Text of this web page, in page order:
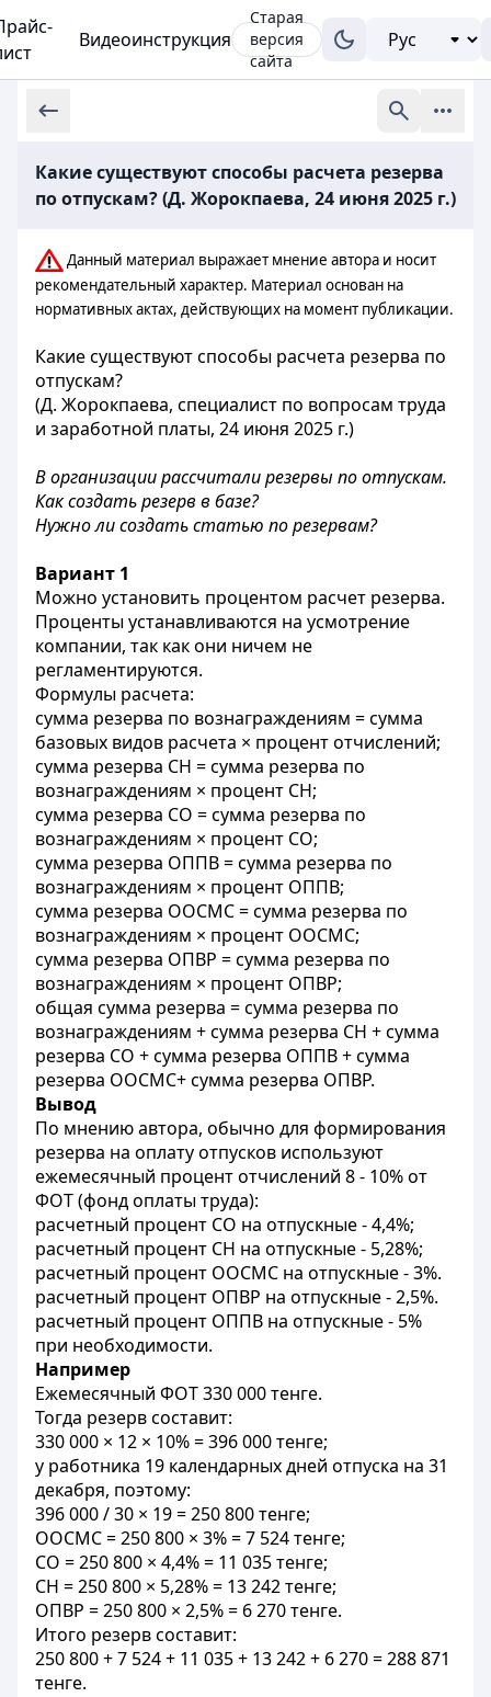
Видеоинструкция
Старая
версия
сайта
Какие существуют способы расчета резерва
по отпускам? (Д. Жорокпаева, 24 июня 2025 г.)
Данный материал выражает мнение автора и носит
рекомендательный характер. Материал основан на
нормативных актах, действующих на момент публикации.
Какие существуют способы расчета резерва по
отпускам?
(Д. Жорокпаева, специалист по вопросам труда
и заработной платы, 24 июня 2025 г.)
В организации рассчитали резервы по отпускам.
Как создать резерв в базе?
Нужно ли создать статью по резервам?
Вариант 1
Можно установить процентом расчет резерва.
Проценты устанавливаются на усмотрение
компании, так как они ничем не
регламентируются.
Формулы расчета:
сумма резерва по вознаграждениям = сумма
базовых видов расчета × процент отчислений;
сумма резерва СН = сумма резерва по
вознаграждениям × процент СН;
сумма резерва СО = сумма резерва по
вознаграждениям × процент СО;
сумма резерва ОППВ = сумма резерва по
вознаграждениям × процент ОППВ;
сумма резерва ООСМС = сумма резерва по
вознаграждениям × процент ООСМС;
сумма резерва ОПВР = сумма резерва по
вознаграждениям × процент ОПВР;
общая сумма резерва = сумма резерва по
вознаграждениям + сумма резерва СН + сумма
резерва СО + сумма резерва ОППВ + сумма
резерва ООСМС+ сумма резерва ОПВР.
Вывод
По мнению автора, обычно для формирования
резерва на оплату отпусков используют
ежемесячный процент отчислений 8 - 10% от
ФОТ (фонд оплаты труда):
расчетный процент СО на отпускные - 4,4%;
расчетный процент СН на отпускные - 5,28%;
расчетный процент ООСМС на отпускные - 3%.
расчетный процент ОПВР на отпускные - 2,5%.
расчетный процент ОППВ на отпускные - 5%
при необходимости.
Например
Ежемесячный ФОТ 330 000 тенге.
Тогда резерв составит:
330 000 × 12 × 10% = 396 000 тенге;
у работника 19 календарных дней отпуска на 31
декабря, поэтому:
396 000 / 30 × 19 = 250 800 тенге;
ООСМС = 250 800 × 3% = 7 524 тенге;
СО = 250 800 × 4,4% = 11 035 тенге;
СН = 250 800 × 5,28% = 13 242 тенге;
ОПВР = 250 800 × 2,5% = 6 270 тенге.
Итого резерв составит:
250 800 + 7 524 + 11 035 + 13 242 + 6 270 = 288 871
тенге.